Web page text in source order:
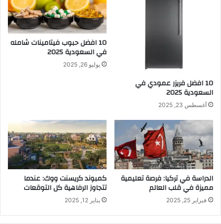
10 افضل فريزر عمودي​ في
السعودية​ 2025
أغسطس 23, 2025
10 افضل حبوب فيتامينات شامله​
في السعودية 2025
يوليو 26, 2025
الدراسة في تركيا: فرصة تعليمية
مميزة في قلب العالم
فبراير 25, 2025
كمبوند كريسنت ووك: عندما
تتجاوز الرفاهية كل التوقعات
يناير 12, 2025